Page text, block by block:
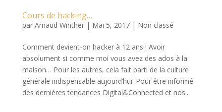
Cours de hacking…
par Arnaud Winther| Mai 5, 2017| Non classé
Comment devient-on hacker à 12 ans ! Avoir
absolument si comme moi vous avez des ados à la
maison… Pour les autres, cela fait parti de la culture
générale indispensable aujourd’hui. Pour être informé
des dernières tendances Digital&Connected et nos...